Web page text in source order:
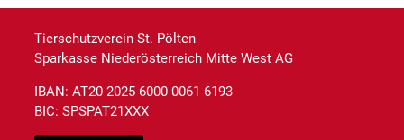
Tierschutzverein St. Pölten
Sparkasse Niederösterreich Mitte West AG
IBAN: AT20 2025 6000 0061 6193
BIC: SPSPAT21XXX